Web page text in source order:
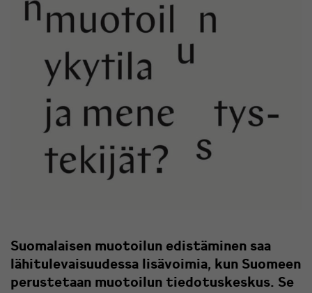
Suomalaisen muotoilun edistäminen saa
lähitulevaisuudessa lisävoimia, kun Suomeen
perustetaan muotoilun tiedotuskeskus. Se